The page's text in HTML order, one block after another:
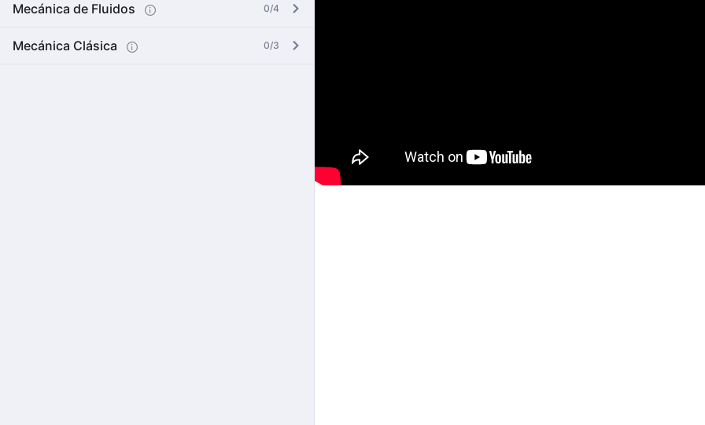
Mecánica de Fluidos 0/4
Mecánica Clásica 0/3